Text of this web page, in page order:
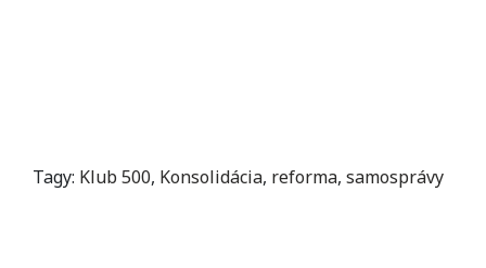
Tagy: Klub 500, Konsolidácia, reforma, samosprávy